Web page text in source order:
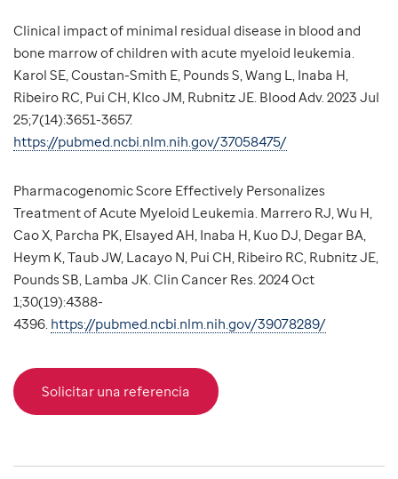
Clinical impact of minimal residual disease in blood and
bone marrow of children with acute myeloid leukemia.
Karol SE, Coustan-Smith E, Pounds S, Wang L, Inaba H,
Ribeiro RC, Pui CH, Klco JM, Rubnitz JE. Blood Adv. 2023 Jul
25;7(14):3651-3657.
https://pubmed.ncbi.nlm.nih.gov/37058475/
Pharmacogenomic Score Effectively Personalizes
Treatment of Acute Myeloid Leukemia. Marrero RJ, Wu H,
Cao X, Parcha PK, Elsayed AH, Inaba H, Kuo DJ, Degar BA,
Heym K, Taub JW, Lacayo N, Pui CH, Ribeiro RC, Rubnitz JE,
Pounds SB, Lamba JK. Clin Cancer Res. 2024 Oct
1;30(19):4388-
4396. https://pubmed.ncbi.nlm.nih.gov/39078289/
Solicitar una referencia